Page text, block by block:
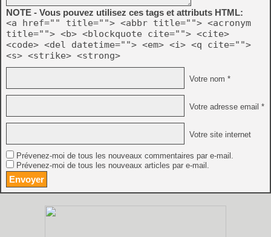
NOTE - Vous pouvez utilisez ces tags et attributs HTML:
<a href="" title=""> <abbr title=""> <acronym
title=""> <b> <blockquote cite=""> <cite>
<code> <del datetime=""> <em> <i> <q cite="">
<s> <strike> <strong>
Votre nom *
Votre adresse email *
Votre site internet
Prévenez-moi de tous les nouveaux commentaires par e-mail.
Prévenez-moi de tous les nouveaux articles par e-mail.